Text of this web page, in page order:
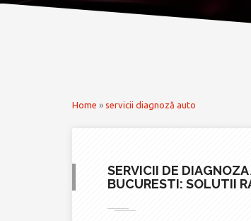
Home » servicii diagnoză auto
SERVICII DE
BUCURESTI: SOLUTII